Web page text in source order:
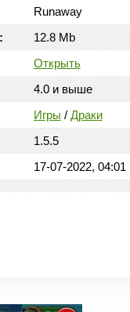
Runaway
12.8 Mb
Открыть
4.0 и выше
Игры / Драки
1.5.5
17-07-2022, 04:01